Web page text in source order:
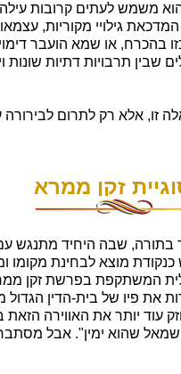
משמש לעתים קרובות
גילויי מקוריות,
בהכרח, או שמא הועבר
תרבויות דתיות שונות
אלא רק לתרום לבירורה
שבה היחיד מתנגש
מוצא לבחינת מקומו
המשתקפת בפרשת זקן
פיו של בית-הדין הגדול
יותר את האווירה הזאת
שהוא ימין". אבל